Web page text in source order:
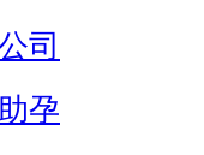
司
孕